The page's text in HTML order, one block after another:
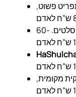
פשוט,
— קלאסי, כריכים, סלטים. 60-
מקומית,